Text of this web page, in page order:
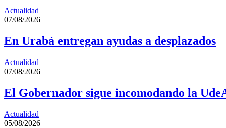
Actualidad
07/08/2026
En Urabá entregan ayudas a desplazados
Actualidad
07/08/2026
El Gobernador sigue incomodando la
Actualidad
05/08/2026